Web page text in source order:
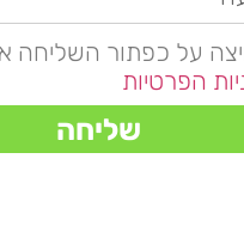
על כפתור השליחה
הפרטיות
שליחה